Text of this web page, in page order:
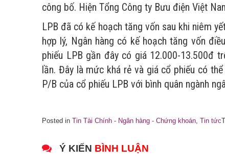
công bố. Hiện Tổng Công ty Bưu điện Việt
LPB đã có kế hoạch tăng vốn sau khi niêm
hợp lý, Ngân hàng có kế hoạch tăng vốn
phiếu LPB gần đây có giá 12.000-13.500đ
lần. Đây là mức khá rẻ và giá cổ phiếu có
P/B của cổ phiếu LPB với bình quân ngành
Posted in Tin Tài Chính - Ngân hàng - Chứng khoán, Tin tức
Ý KIẾN BÌNH LUẬN